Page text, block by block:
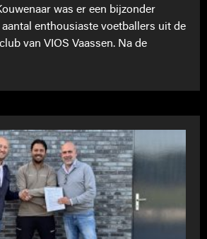
was er een bijzonder
enthousiaste voetballers uit de
van VIOS Vaassen. Na de